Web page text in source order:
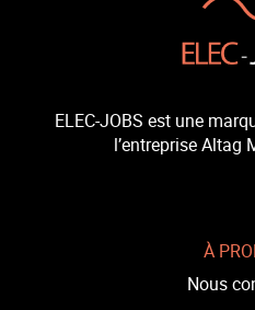
ELEC-JOBS est une
l’entreprise Altag
À
Nous